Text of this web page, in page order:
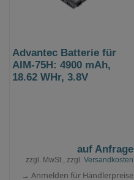
Advantec Batterie für
AIM-75H: 4900 mAh,
18.62 WHr, 3.8V
auf Anfrage
zzgl. MwSt., zzgl. Versandkosten
→ Anmelden für Händlerpreise